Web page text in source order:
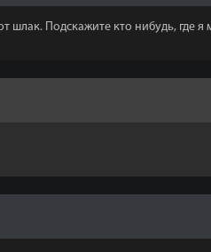
шлак. Подскажите кто нибудь, где